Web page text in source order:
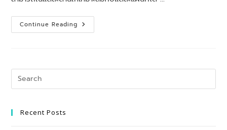
Continue Reading
Recent Posts